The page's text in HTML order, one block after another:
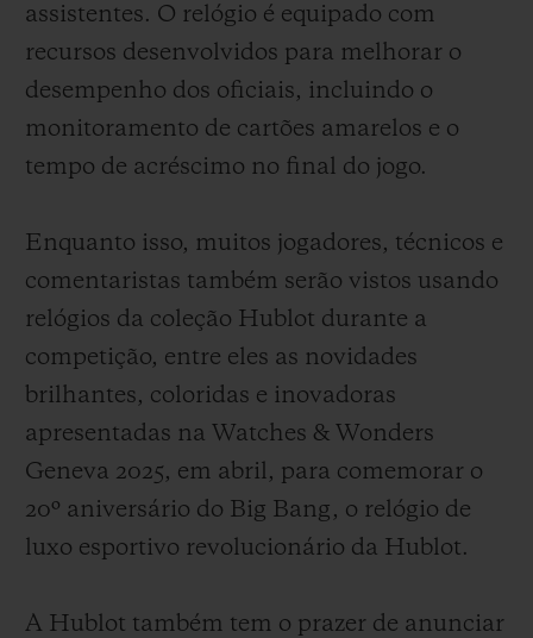
assistentes. O relógio é equipado com
recursos desenvolvidos para melhorar o
desempenho dos oficiais, incluindo o
monitoramento de cartões amarelos e o
tempo de acréscimo no final do jogo.
Enquanto isso, muitos jogadores, técnicos e
comentaristas também serão vistos usando
relógios da coleção Hublot durante a
competição, entre eles as novidades
brilhantes, coloridas e inovadoras
apresentadas na Watches & Wonders
Geneva 2025, em abril, para comemorar o
20º aniversário do Big Bang, o relógio de
luxo esportivo revolucionário da Hublot.
A Hublot também tem o prazer de anunciar